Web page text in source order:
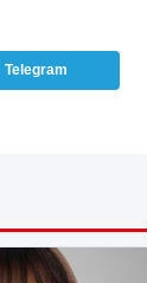
Telegram